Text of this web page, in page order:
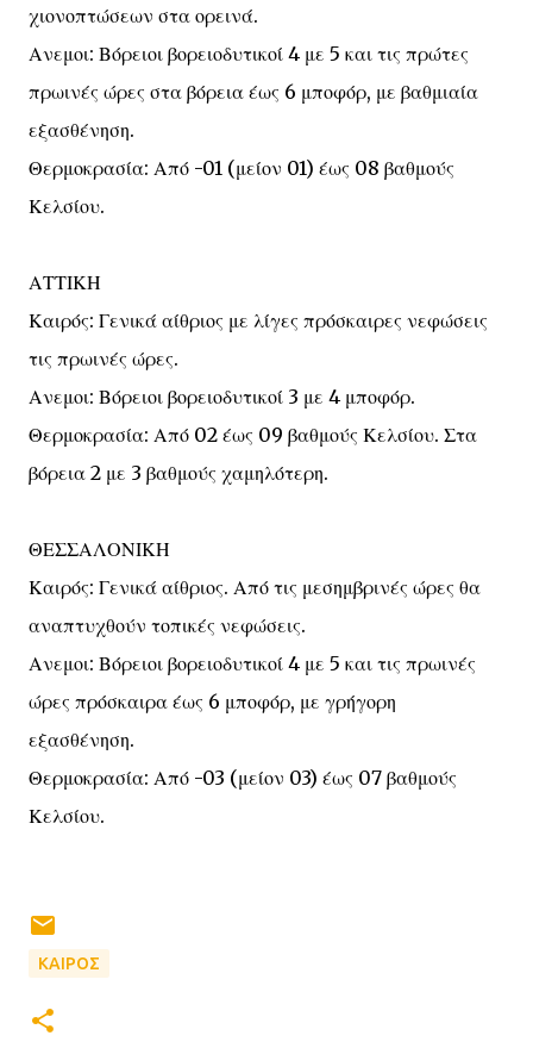
χιονοπτώσεων στα ορεινά.
Ανεμοι: Βόρειοι βορειοδυτικοί 4 με 5 και τις πρώτες
πρωινές ώρες στα βόρεια έως 6 μποφόρ, με βαθμιαία
εξασθένηση.
Θερμοκρασία: Από -01 (μείον 01) έως 08 βαθμούς
Κελσίου.
ΑΤΤΙΚΗ
Καιρός: Γενικά αίθριος με λίγες πρόσκαιρες νεφώσεις
τις πρωινές ώρες.
Ανεμοι: Βόρειοι βορειοδυτικοί 3 με 4 μποφόρ.
Θερμοκρασία: Από 02 έως 09 βαθμούς Κελσίου. Στα
βόρεια 2 με 3 βαθμούς χαμηλότερη.
ΘΕΣΣΑΛΟΝΙΚΗ
Καιρός: Γενικά αίθριος. Από τις μεσημβρινές ώρες θα
αναπτυχθούν τοπικές νεφώσεις.
Ανεμοι: Βόρειοι βορειοδυτικοί 4 με 5 και τις πρωινές
ώρες πρόσκαιρα έως 6 μποφόρ, με γρήγορη
εξασθένηση.
Θερμοκρασία: Από -03 (μείον 03) έως 07 βαθμούς
Κελσίου.
ΚΑΙΡΟΣ